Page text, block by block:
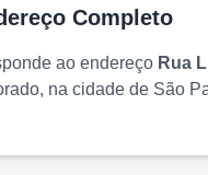
Completo
ao endereço Rua
, na cidade de São